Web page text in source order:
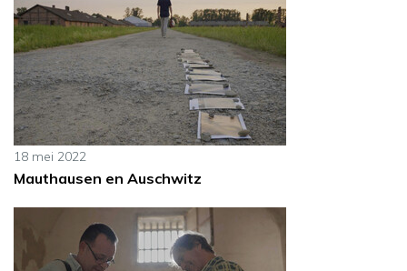
18 mei 2022
Mauthausen en Auschwitz